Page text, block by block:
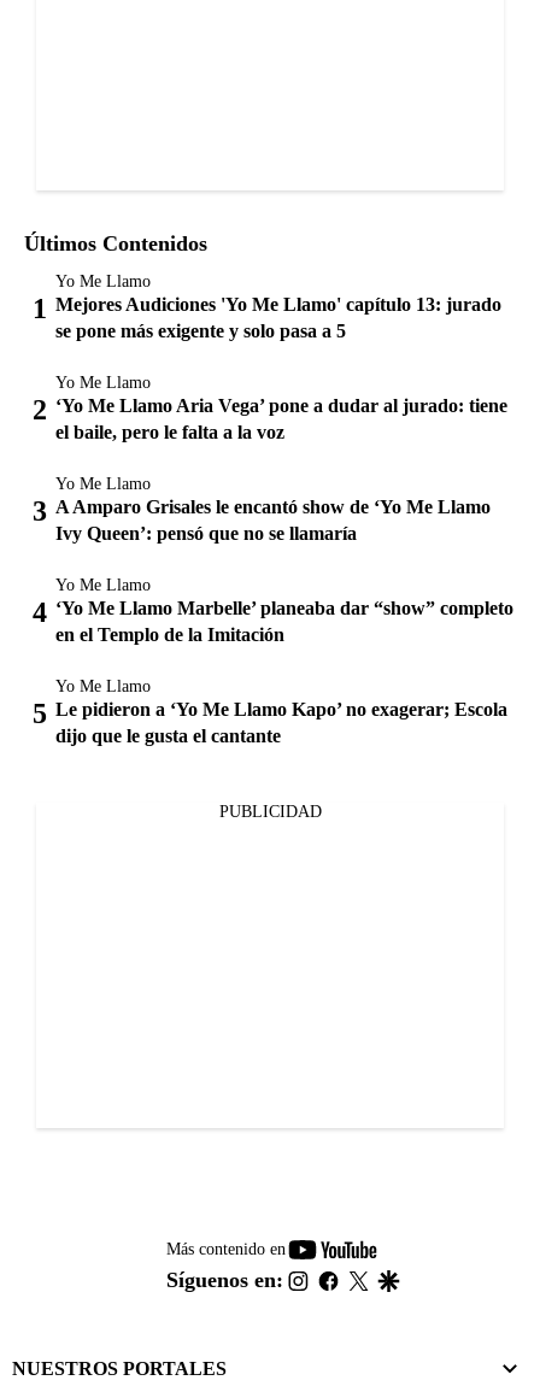
Últimos Contenidos
Yo Me Llamo
Mejores Audiciones 'Yo Me Llamo' capítulo 13: jurado
se pone más exigente y solo pasa a 5
Yo Me Llamo
‘Yo Me Llamo Aria Vega’ pone a dudar al jurado: tiene
el baile, pero le falta a la voz
Yo Me Llamo
A Amparo Grisales le encantó show de ‘Yo Me Llamo
Ivy Queen’: pensó que no se llamaría
Yo Me Llamo
‘Yo Me Llamo Marbelle’ planeaba dar “show” completo
en el Templo de la Imitación
Yo Me Llamo
Le pidieron a ‘Yo Me Llamo Kapo’ no exagerar; Escola
dijo que le gusta el cantante
PUBLICIDAD
Más contenido en
youtube-
footer
Síguenos en: instagram
facebook
twitter
NUESTROS PORTALES